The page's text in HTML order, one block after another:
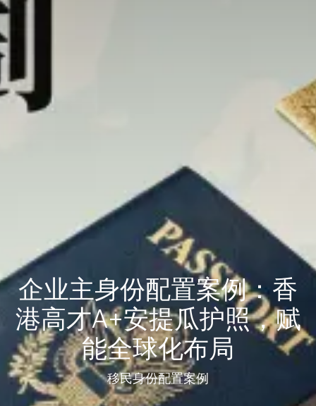
企业主身份配置案例：香
港高才A+安提瓜护照，赋
能全球化布局
移民身份配置案例